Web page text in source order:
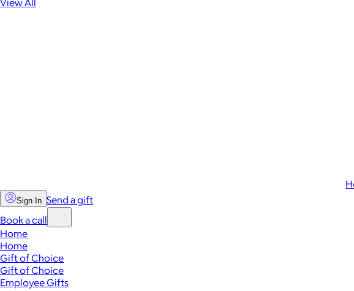
Sign In Send a gift
Book a call
Home
Home
Gift of Choice
Gift of Choice
Employee Gifts